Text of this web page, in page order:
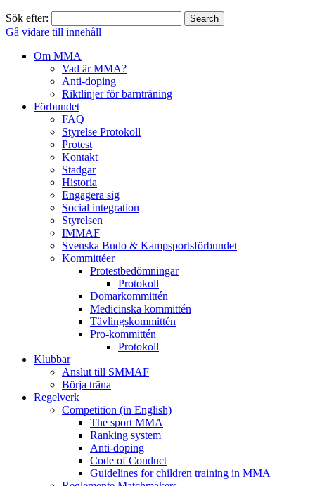
Sök efter:
Gå vidare till innehåll
Om MMA
Vad är MMA?
Anti-doping
Riktlinjer för barnträning
Förbundet
FAQ
Styrelse Protokoll
Protest
Kontakt
Stadgar
Historia
Engagera sig
Social integration
Styrelsen
IMMAF
Svenska Budo & Kampsportsförbundet
Kommittéer
Protestbedömningar
Protokoll
Domarkommittén
Medicinska kommittén
Tävlingskommittén
Pro-kommittén
Protokoll
Klubbar
Anslut till SMMAF
Börja träna
Regelverk
Competition (in English)
The sport MMA
Ranking system
Anti-doping
Code of Conduct
Guidelines for children training in MMA